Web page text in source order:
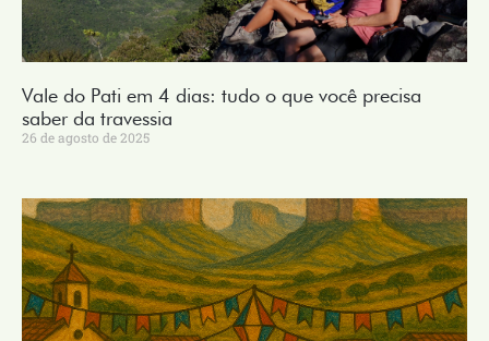
Vale do Pati em 4 dias: tudo o que você precisa
saber da travessia
26 de agosto de 2025